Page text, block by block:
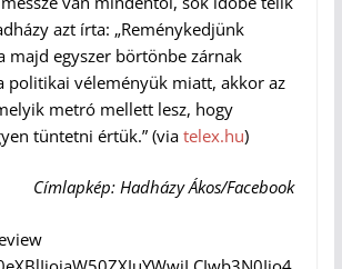
azt írta: „Reménykedjünk
majd egyszer börtönbe zárnak
politikai véleményük miatt, akkor az
metró mellett lesz, hogy
tüntetni értük.” (via telex.hu)
Címlapkép: Hadházy Ákos/Facebook